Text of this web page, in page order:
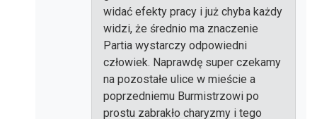
widać efekty pracy i już chyba każdy
widzi, że średnio ma znaczenie
Partia wystarczy odpowiedni
człowiek. Naprawdę super czekamy
na pozostałe ulice w mieście a
poprzedniemu Burmistrzowi po
prostu zabrakło charyzmy i tego